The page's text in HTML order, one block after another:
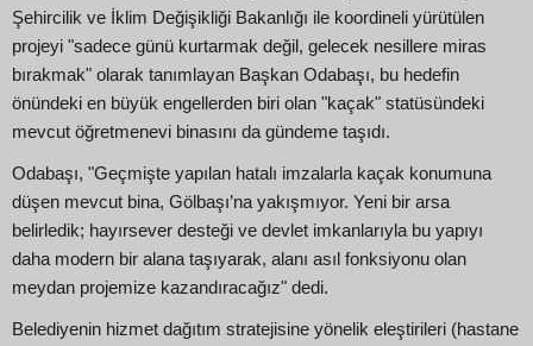
Şehircilik ve İklim Değişikliği Bakanlığı ile koordineli yürütülen
projeyi "sadece günü kurtarmak değil, gelecek nesillere miras
bırakmak" olarak tanımlayan Başkan Odabaşı, bu hedefin
önündeki en büyük engellerden biri olan "kaçak" statüsündeki
mevcut öğretmenevi binasını da gündeme taşıdı.
Odabaşı, "Geçmişte yapılan hatalı imzalarla kaçak konumuna
düşen mevcut bina, Gölbaşı’na yakışmıyor. Yeni bir arsa
belirledik; hayırsever desteği ve devlet imkanlarıyla bu yapıyı
daha modern bir alana taşıyarak, alanı asıl fonksiyonu olan
meydan projemize kazandıracağız" dedi.
Belediyenin hizmet dağıtım stratejisine yönelik eleştirileri (hastane